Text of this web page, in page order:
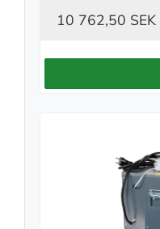
10 762,50 SEK